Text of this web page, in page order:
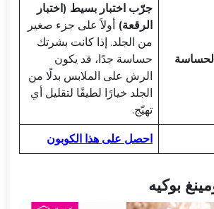
جرّب اختبار بسيط (اختبار
الرقعة) أولاً على جزء صغير
من الجلد. إذا كانت بشرتك
حساسة جدًا، قد يكون
الرش على الملابس بدلًا من
الجلد خيارًا لطيفًا لتقليل أي
تهيّج.
احصل على هذا الكوبون
بوكيه